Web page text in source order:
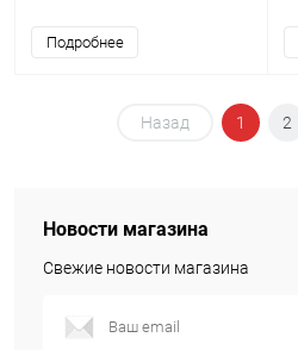
Подробнее
Назад 1 2
Новости магазина
Свежие новости магазина